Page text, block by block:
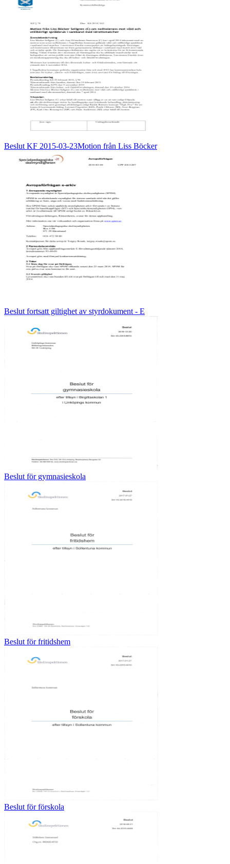
Beslut KF 2015-03-23Motion från Liss Böcker
Beslut fortsatt giltighet av styrdokument - E
Beslut för gymnasieskola
Beslut för fritidshem
Beslut för förskola